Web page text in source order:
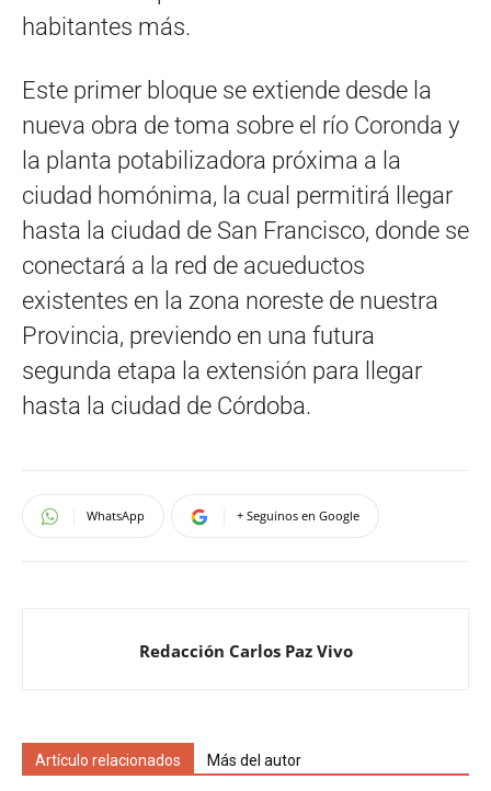
habitantes más.
Este primer bloque se extiende desde la
nueva obra de toma sobre el río Coronda y
la planta potabilizadora próxima a la
ciudad homónima, la cual permitirá llegar
hasta la ciudad de San Francisco, donde se
conectará a la red de acueductos
existentes en la zona noreste de nuestra
Provincia, previendo en una futura
segunda etapa la extensión para llegar
hasta la ciudad de Córdoba.
WhatsApp + Seguinos en Google
Redacción Carlos Paz Vivo
Artículo relacionados Más del autor